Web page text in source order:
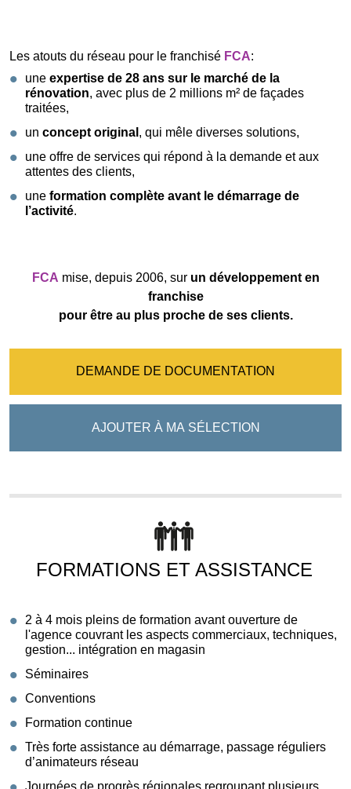
Les atouts du réseau pour le franchisé FCA:
une expertise de 28 ans sur le marché de la
rénovation, avec plus de 2 millions m² de façades
traitées,
un concept original , qui mêle diverses solutions,
une offre de services qui répond à la demande et aux
attentes des clients,
une formation complète avant le démarrage de
l’activité.
FCA mise, depuis 2006, sur un développement en
franchise
pour être au plus proche de ses clients.
DEMANDE DE DOCUMENTATION
AJOUTER À MA SÉLECTION
FORMATIONS ET ASSISTANCE
2 à 4 mois pleins de formation avant ouverture de
l'agence couvrant les aspects commerciaux, techniques,
gestion... intégration en magasin
Séminaires
Conventions
Formation continue
Très forte assistance au démarrage, passage réguliers
d’animateurs réseau
Journées de progrès régionales regroupant plusieurs